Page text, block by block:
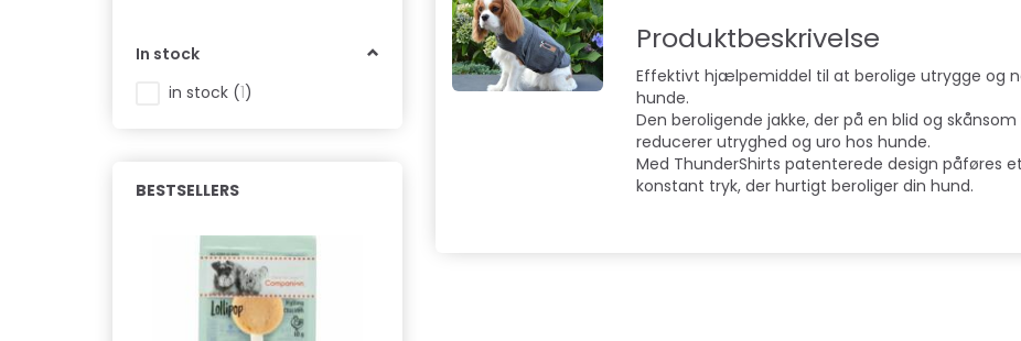
In stock
in stock (1)
BESTSELLERS
Produktbeskrivelse
Effektivt hjælpemiddel til at berolige utrygge og
hunde.
Den beroligende jakke, der på en blid og
reducerer utryghed og uro hos hunde.
Med ThunderShirts patenterede design påføres
konstant tryk, der hurtigt beroliger din hund.